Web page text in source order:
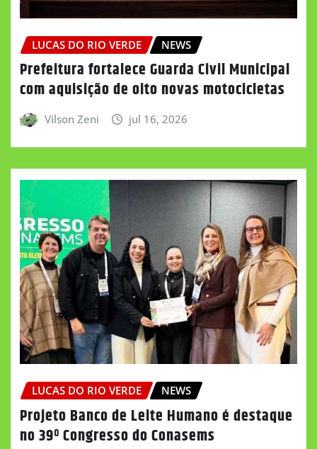
LUCAS DO RIO VERDE NEWS
Prefeitura fortalece Guarda Civil Municipal
com aquisição de oito novas motocicletas
Vilson Zeni jul 16, 2026
LUCAS DO RIO VERDE NEWS
Projeto Banco de Leite Humano é destaque
no 39º Congresso do Conasems